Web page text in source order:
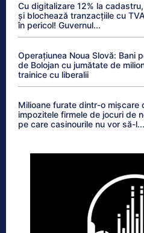
Cu digitalizare 12% la
și blochează tranzacțiile cu
în pericol! Guvernul...
Operațiunea Noua Slovă: Bani
de Bolojan cu jumătate de
trainice cu liberalii
Milioane furate dintr-o mișcare
impozitele firmele de jocuri de
pe care casinourile nu vor să-l...